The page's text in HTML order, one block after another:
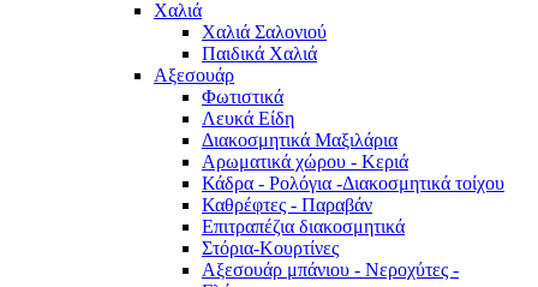
Χαλιά
Χαλιά Σαλονιού
Παιδικά Χαλιά
Αξεσουάρ
Φωτιστικά
Λευκά Είδη
Διακοσμητικά Μαξιλάρια
Αρωματικά χώρου - Κεριά
Κάδρα - Ρολόγια -Διακοσμητικά τοίχου
Καθρέφτες - Παραβάν
Επιτραπέζια διακοσμητικά
Στόρια-Κουρτίνες
Αξεσουάρ μπάνιου - Νεροχύτες -